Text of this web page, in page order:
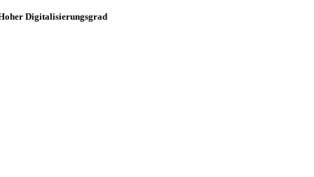
Digitalisierungsgrad